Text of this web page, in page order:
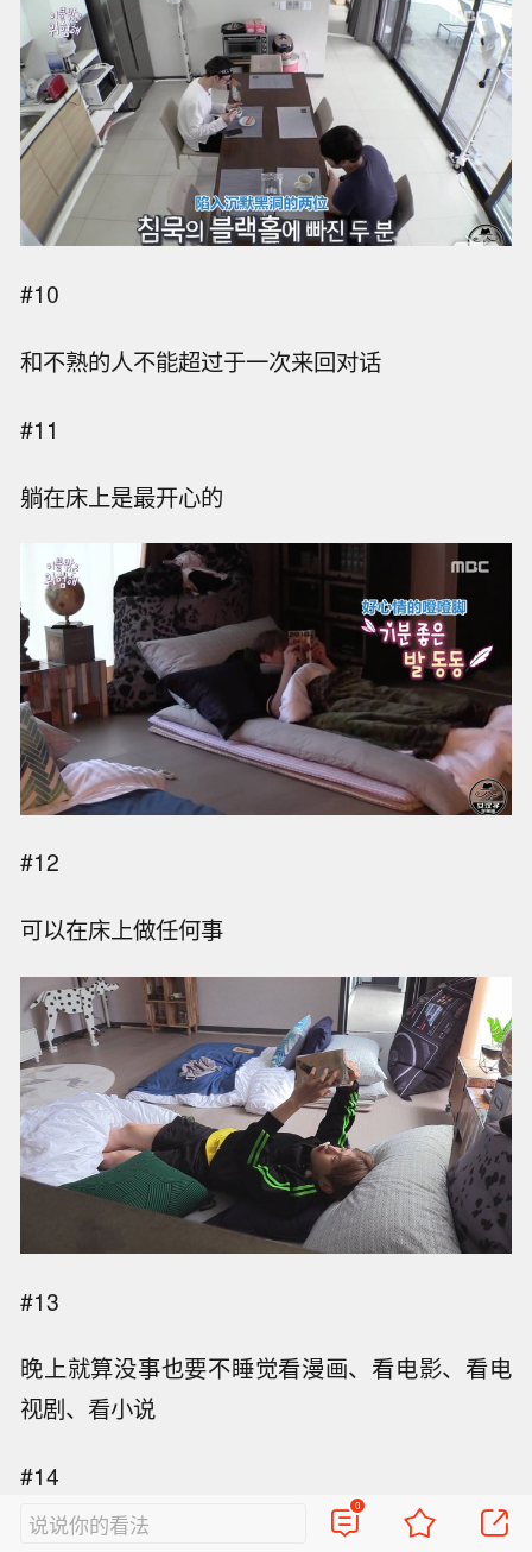
#10
和不熟的人不能超过于一次来回对话
#11
躺在床上是最开心的
#12
可以在床上做任何事
#13
晚上就算没事也要不睡觉看漫画、看电影、看电
视剧、看小说
#14
一个人也可以玩出三味境
说说你的看法
0